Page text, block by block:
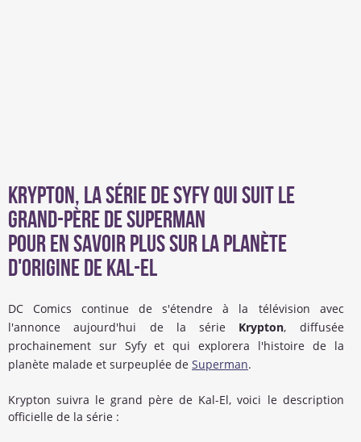
Krypton, la série de Syfy qui suit le
grand-père de Superman
Pour en savoir plus sur la planète
d'origine de Kal-El
DC Comics continue de s'étendre à la télévision avec
l'annonce aujourd'hui de la série Krypton, diffusée
prochainement sur Syfy et qui explorera l'histoire de la
planète malade et surpeuplée de Superman.
Krypton suivra le grand père de Kal-El, voici le description
officielle de la série :